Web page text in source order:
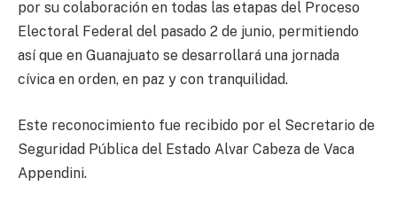
por su colaboración en todas las etapas del Proceso
Electoral Federal del pasado 2 de junio, permitiendo
así que en Guanajuato se desarrollará una jornada
cívica en orden, en paz y con tranquilidad.
Este reconocimiento fue recibido por el Secretario de
Seguridad Pública del Estado Alvar Cabeza de Vaca
Appendini.